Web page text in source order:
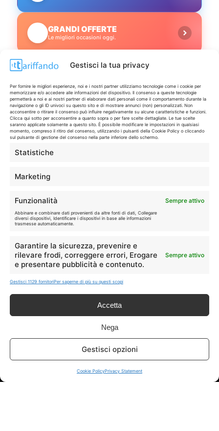
Gestisci la tua privacy
Per fornire le migliori esperienze, noi e i nostri partner utilizziamo tecnologie come i cookie per
memorizzare e/o accedere alle informazioni del dispositivo. Il consenso a queste tecnologie
permetterà a noi e ai nostri partner di elaborare dati personali come il comportamento durante la
navigazione o gli ID univoci su questo sito e di mostrare annunci (non) personalizzati. Non
acconsentire o ritirare il consenso può influire negativamente su alcune caratteristiche e funzioni.
Clicca qui sotto per acconsentire a quanto sopra o per fare scelte dettagliate. Le tue scelte
saranno applicate solamente a questo sito. È possibile modificare le impostazioni in qualsiasi
momento, compreso il ritiro del consenso, utilizzando i pulsanti della Cookie Policy o cliccando
sul pulsante di gestione del consenso nella parte inferiore dello schermo.
Statistiche
Marketing
Funzionalità Sempre attivo
Abbinare e combinare dati provenienti da altre fonti di dati, Collegare
diversi dispositivi, Identificare i dispositivi in base alle informazioni
trasmesse automaticamente.
Garantire la sicurezza, prevenire e
rilevare frodi, correggere errori, Erogare
e presentare pubblicità e contenuto.
Sempre attivo
Gestisci 1129 fornitoriPer saperne di più su questi scopi
Accetta
Nega
Gestisci opzioni
Cookie PolicyPrivacy Statement
GRANDI OFFERTE
Le migliori occasioni oggi.
ISCRIVITI A TUTTO
LIVE OFFERTE
🔥
Tutte
💻
Tech
I marchi citati appartengono ai rispettivi proprietari. Le offerte
segnalate possono subire variazioni: verifica sempre le condizioni
sui siti ufficiali.
Info